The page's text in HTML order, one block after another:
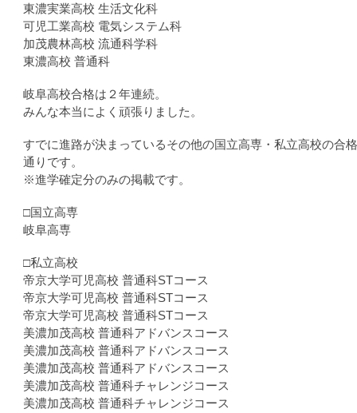
東濃実業高校 生活文化科
可児工業高校 電気システム科
加茂農林高校 流通科学科
東濃高校 普通科
岐阜高校合格は２年連続。
みんな本当によく頑張りました。
すでに進路が決まっているその他の国立高専・私立高校の合
通りです。
※進学確定分のみの掲載です。
□国立高専
岐阜高専
□私立高校
帝京大学可児高校 普通科STコース
帝京大学可児高校 普通科STコース
帝京大学可児高校 普通科STコース
美濃加茂高校 普通科アドバンスコース
美濃加茂高校 普通科アドバンスコース
美濃加茂高校 普通科アドバンスコース
美濃加茂高校 普通科チャレンジコース
美濃加茂高校 普通科チャレンジコース